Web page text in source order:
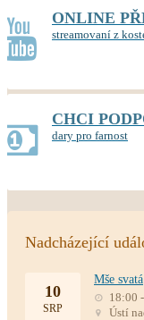
ONLINE
streamovaní z
CHCI
dary pro farnost
Nadcházející
10
SRP
Mše svatá
18:00
Ústí